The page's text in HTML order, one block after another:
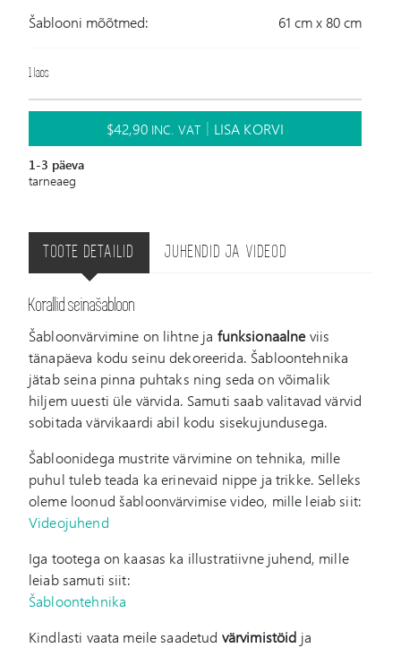
Šablooni mõõtmed: 61 cm x 80 cm
1 laos
$42,90 INC. VAT LISA KORVI
1-3 päeva
tarneaeg
TOOTE DETAILID JUHENDID JA VIDEOD
Korallid seinašabloon
Šabloonvärvimine on lihtne ja funksionaalneviis
tänapäeva kodu seinu dekoreerida. Šabloontehnika
jätab seina pinna puhtaks ning seda on võimalik
hiljem uuesti üle värvida. Samuti saab valitavad värvid
sobitada värvikaardi abil kodu sisekujundusega.
Šabloonidega mustrite värvimine on tehnika, mille
puhul tuleb teada ka erinevaid nippe ja trikke. Selleks
oleme loonud šabloonvärvimise video, mille leiab siit:
Videojuhend
Iga tootega on kaasas ka illustratiivne juhend, mille
leiab samuti siit:
Šabloontehnika
Kindlasti vaata meile saadetud värvimistöid ja